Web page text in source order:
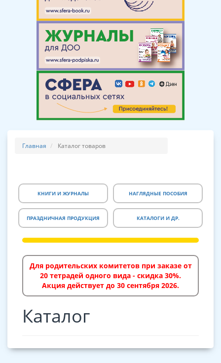
Главная Каталог товаров
КНИГИ И ЖУРНАЛЫ НАГЛЯДНЫЕ ПОСОБИЯ
ПРАЗДНИЧНАЯ ПРОДУКЦИЯ КАТАЛОГИ И ДР.
Для родительских комитетов при заказе от
20 тетрадей одного вида - скидка 30%.
Акция действует до 30 сентября 2026.
Каталог